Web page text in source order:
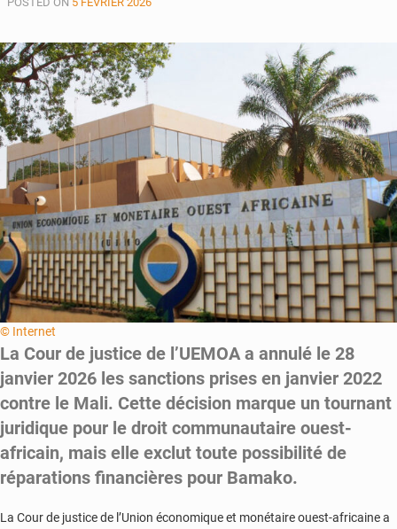
départs
pèsent
© Internet
La Cour de justice de l’UEMOA a annulé le 28
janvier 2026 les sanctions prises en janvier 2022
contre le Mali. Cette décision marque un tournant
juridique pour le droit communautaire ouest-
africain, mais elle exclut toute possibilité de
réparations financières pour Bamako.
La Cour de justice de l’Union économique et monétaire ouest-africaine a